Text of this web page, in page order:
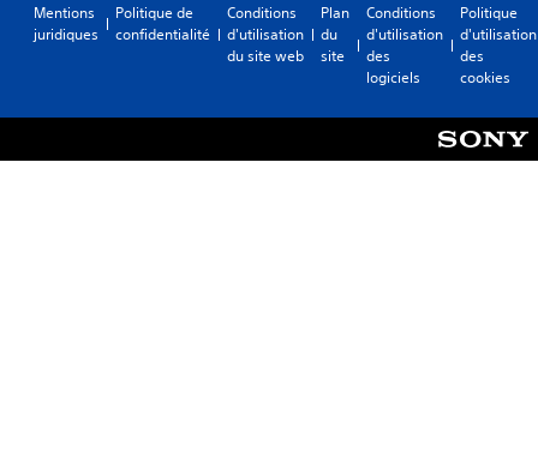
Mentions
juridiques
Politique de
confidentialité
Conditions
d'utilisation
du site web
Plan
du
site
Conditions
d'utilisation
des
logiciels
Politique
d'utilisation
des
cookies